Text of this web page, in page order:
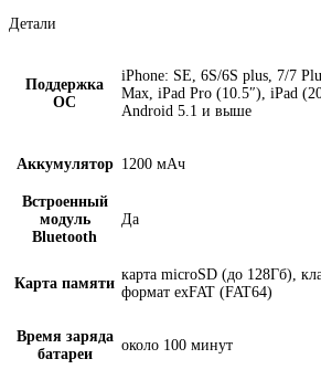
Детали
Поддержка
ОС
iPhone: SE, 6S/6S plus, 7/7
Max, iPad Pro (10.5″), iPad
Android 5.1 и выше
Аккумулятор 1200 мАч
Встроенный
модуль
Bluetooth
Да
Карта памяти
карта microSD (до 128Гб),
формат exFAT (FAT64)
Время заряда
батареи
около 100 минут